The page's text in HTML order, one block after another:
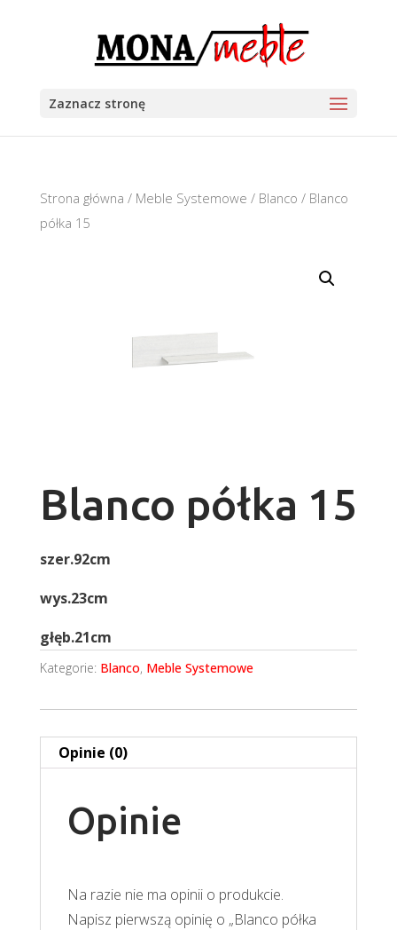
Zaznacz stronę
Strona główna / Meble Systemowe / Blanco / Blanco
półka 15
Blanco półka 15
szer.92cm
wys.23cm
głęb.21cm
Kategorie: Blanco, Meble Systemowe
Opinie (0)
Opinie
Na razie nie ma opinii o produkcie.
Napisz pierwszą opinię o „Blanco półka